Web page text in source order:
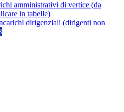
amministrativi di vertice (da
in tabelle)
dirigenziali (dirigenti non